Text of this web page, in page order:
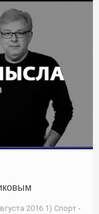
2016 1) Спорт -